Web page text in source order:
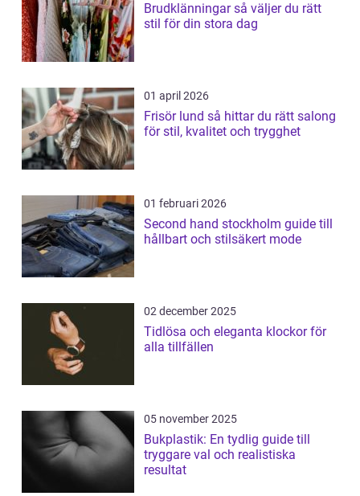
Brudklänningar så väljer du rätt
stil för din stora dag
01 april 2026
Frisör lund så hittar du rätt salong
för stil, kvalitet och trygghet
01 februari 2026
Second hand stockholm guide till
hållbart och stilsäkert mode
02 december 2025
Tidlösa och eleganta klockor för
alla tillfällen
05 november 2025
Bukplastik: En tydlig guide till
tryggare val och realistiska
resultat